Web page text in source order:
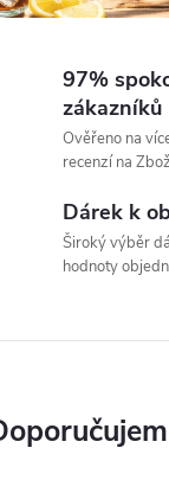
97%
zákazníků
Ověřeno na
recenzí na
Dárek k
Široký výběr
hodnoty